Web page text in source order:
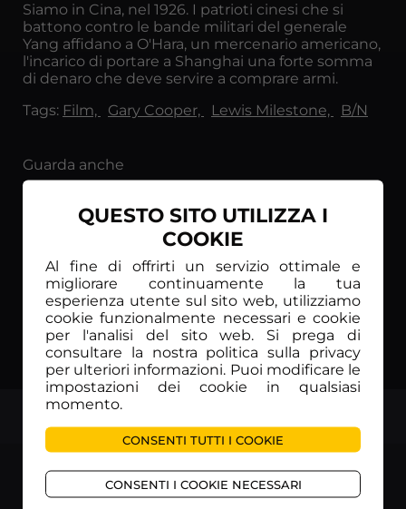
Siamo in Cina, nel 1926. I patrioti cinesi che si
battono contro le bande militari del generale
Yang affidano a O'Hara, un mercenario americano,
l'incarico di portare a Shanghai una forte somma
di denaro che deve servire a comprare armi.
Tags: Film, Gary Cooper, Lewis Milestone, B/N
Guarda anche
QUESTO SITO UTILIZZA I
COOKIE
Al fine di offrirti un servizio ottimale e
migliorare continuamente la tua
esperienza utente sul sito web, utilizziamo
cookie funzionalmente necessari e cookie
per l'analisi del sito web. Si prega di
consultare la nostra politica sulla privacy
per ulteriori informazioni. Puoi modificare le
impostazioni dei cookie in qualsiasi
momento.
CONSENTI TUTTI I COOKIE
CONSENTI I COOKIE NECESSARI